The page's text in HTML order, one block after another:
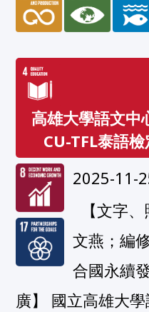
高雄大學語文中
CU-TFL泰語
2025-11-
文燕；編
合國永續
廣】 國立高雄大